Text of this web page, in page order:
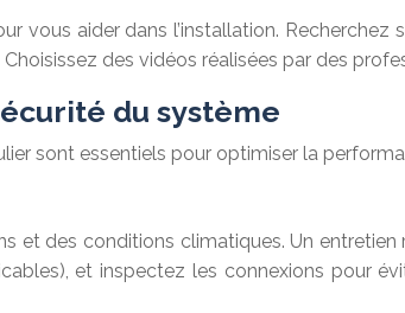
vous aider dans l’installation.
des vidéos réalisées par des
du système
sont essentiels pour optimiser la
et des conditions climatiques. Un
et inspectez les connexions pour